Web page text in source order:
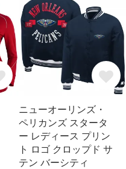
ニューオーリンズ・
ペリカンズ スタータ
ー レディース プリン
ト ロゴ クロップド サ
テン バーシティ